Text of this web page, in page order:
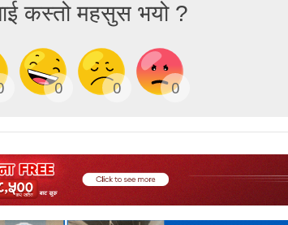
कस्तो महसुस भयो ?
0 0 0